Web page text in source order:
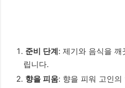
준비 단계: 제기와 음식을
립니다.
향을 피움: 향을 피워 고인의